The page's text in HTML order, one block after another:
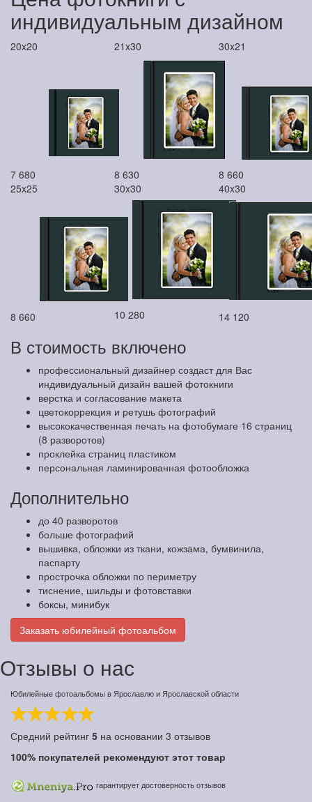
индивидуальным дизайном
20x20
7 680
21x30
8 630
30x21
8 660
25x25
8 660
30x30
10 280
40x30
14 120
В стоимость включено
профессиональный дизайнер создаст для Вас
индивидуальный дизайн вашей фотокниги
верстка и согласование макета
цветокоррекция и ретушь фотографий
высококачественная печать на фотобумаге 16 страниц
(8 разворотов)
проклейка страниц пластиком
персональная ламинированная фотообложка
Дополнительно
до 40 разворотов
больше фотографий
вышивка, обложки из ткани, кожзама, бумвинила,
паспарту
прострочка обложки по периметру
тиснение, шильды и фотовставки
боксы, минибук
Заказать юбилейный фотоальбом
Отзывы о нас
Юбилейные фотоальбомы в Ярославлю и Ярославской области
Средний рейтинг 5 на основании 3 отзывов
100% покупателей рекомендуют этот товар
гарантирует достоверность отзывов